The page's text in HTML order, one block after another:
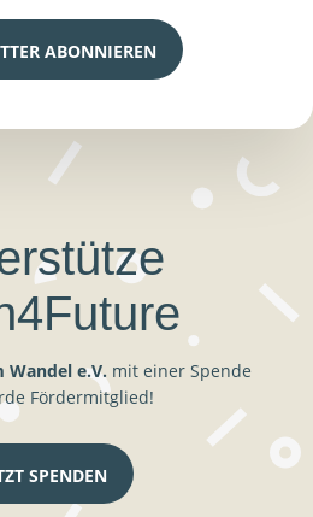
ABONNIEREN
Wandel e.V. mit einer Spende
Fördermitglied!
SPENDEN